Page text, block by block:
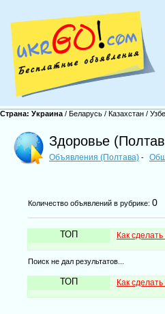
Страна: Украина / Беларусь / Казахстан /
Здоровье
Объявления (Полтава) -
Количество объявлений в рубрике: 0
ТОП Как
Поиск не дал результатов...
ТОП Как